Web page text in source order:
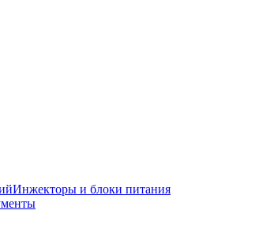
Инжекторы и блоки питания